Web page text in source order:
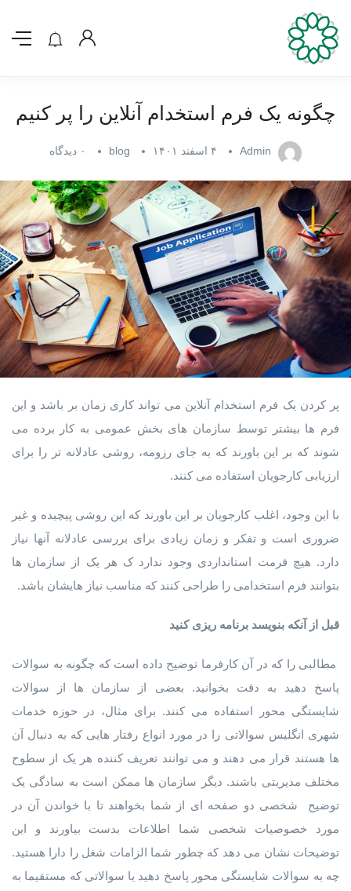
چگونه یک فرم استخدام آنلاین را پر کنیم
Admin ۴ اسفند ۱۴۰۱ blog ۰ دیدگاه
پر کردن یک فرم استخدام آنلاین می تواند کاری زمان بر باشد و این
فرم ها بیشتر توسط سازمان های بخش عمومی به کار برده می
شوند که بر این باورند که به جای رزومه، روشی عادلانه تر را برای
ارزیابی کارجویان استفاده می کنند.
با این وجود، اغلب کارجویان بر این باورند که این روشی پیچیده و غیر
ضروری است و تفکر و زمان زیادی برای بررسی عادلانه آنها نیاز
دارد. هیچ فرمت استانداردی وجود ندارد ک هر یک از سازمان ها
بتوانند فرم استخدامی را طراحی کنند که مناسب نیاز هایشان باشد.
قبل از آنکه بنویسد برنامه ریزی کنید
مطالبی را که در آن کارفرما توضیح داده است که چگونه به سوالات
پاسخ دهید به دقت بخوانید. بعضی از سازمان ها از سوالات
شایستگی محور استفاده می کنند. برای مثال، در حوزه خدمات
شهری انگلیس سوالاتی را در مورد انواع رفتار هایی که به دنبال آن
ها هستند قرار می دهند و می توانند تعریف کننده هر یک از سطوح
مختلف مدیریتی باشند. دیگر سازمان ها ممکن است به سادگی یک
توضیح شخصی دو صفحه ای از شما بخواهند تا با خواندن آن در
مورد خصوصیات شخصی شما اطلاعات بدست بیاورند و این
توضیحات نشان می دهد که چطور شما الزامات شغل را دارا هستید.
چه به سوالات شایستگی محور پاسخ دهید یا سوالاتی که مستقیما به